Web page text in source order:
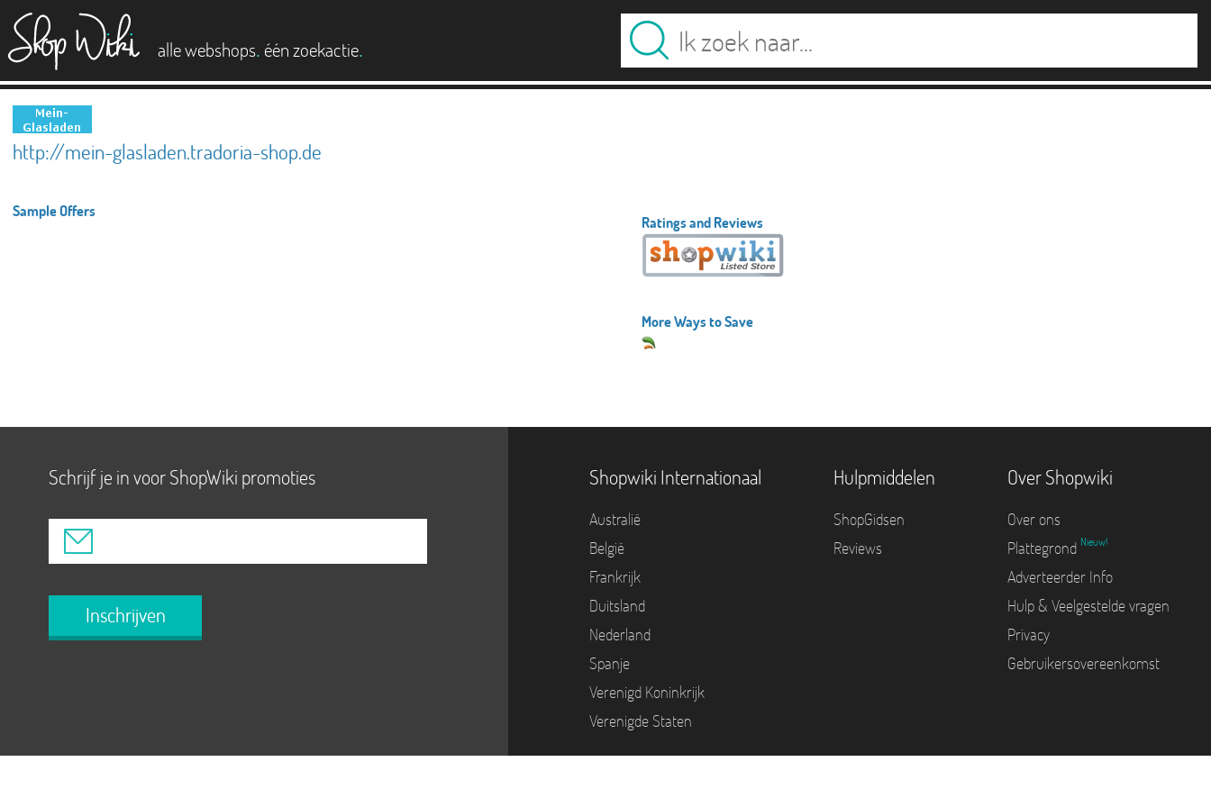
alle webshops. één zoekactie.
http://mein-glasladen.tradoria-shop.de
Sample Offers
Ratings and Reviews
More Ways to Save
Schrijf je in voor ShopWiki promoties
Inschrijven
Shopwiki Internationaal
Australië
België
Frankrijk
Duitsland
Nederland
Spanje
Verenigd Koninkrijk
Verenigde Staten
Hulpmiddelen
ShopGidsen
Reviews
Over Shopwiki
Over ons
Plattegrond Nieuw!
Adverteerder Info
Hulp & Veelgestelde vragen
Privacy
Gebruikersovereenkomst